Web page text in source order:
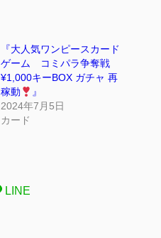
『大人気ワンピースカード
ゲーム コミパラ争奪戦
¥1,000キーBOX ガチャ 再
稼動
』
2024年7月5日
カード
LINE